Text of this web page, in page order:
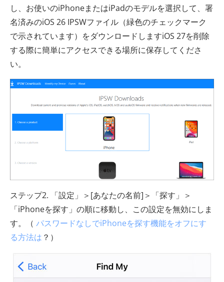
し、お使いのiPhoneまたはiPadのモデルを選択して、署
名済みのiOS 26 IPSWファイル（緑色のチェックマーク
で示されています）をダウンロードしますiOS 27を削除
する際に簡単にアクセスできる場所に保存してくださ
い。
ステップ2. 「設定」＞[あなたの名前]＞「探す」＞
「iPhoneを探す」の順に移動し、この設定を無効にしま
す。（ パスワードなしでiPhoneを探す機能をオフにす
る方法は ？）